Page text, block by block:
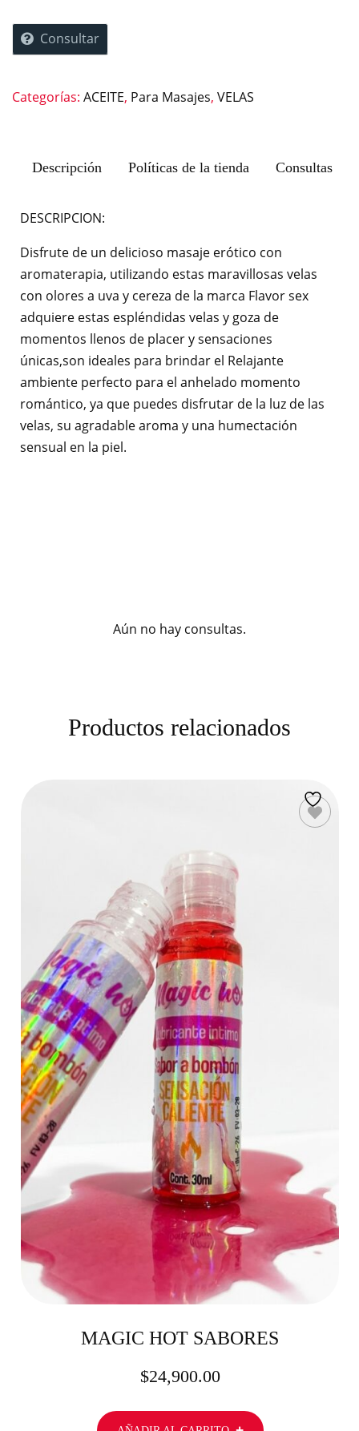
Consultar
Categorías: ACEITE, Para Masajes, VELAS
Descripción Políticas de la tienda Consultas
DESCRIPCION:
Disfrute de un delicioso masaje erótico con
aromaterapia, utilizando estas maravillosas velas
con olores a uva y cereza de la marca Flavor sex
adquiere estas espléndidas velas y goza de
momentos llenos de placer y sensaciones
únicas,son ideales para brindar el Relajante
ambiente perfecto para el anhelado momento
romántico, ya que puedes disfrutar de la luz de las
velas, su agradable aroma y una humectación
sensual en la piel.
Aún no hay consultas.
Productos relacionados
MAGIC HOT SABORES
$24,900.00